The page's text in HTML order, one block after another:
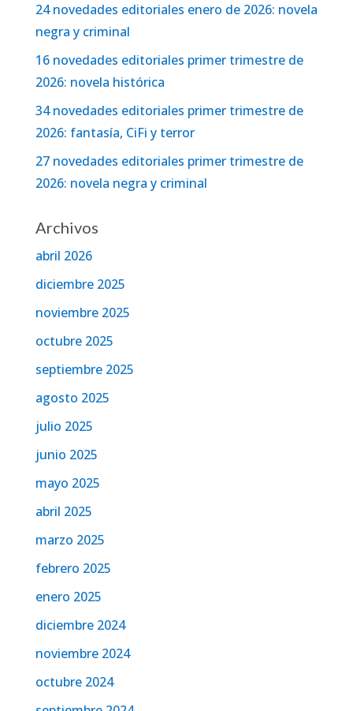
24 novedades editoriales enero de 2026: novela
negra y criminal
16 novedades editoriales primer trimestre de
2026: novela histórica
34 novedades editoriales primer trimestre de
2026: fantasía, CiFi y terror
27 novedades editoriales primer trimestre de
2026: novela negra y criminal
Archivos
abril 2026
diciembre 2025
noviembre 2025
octubre 2025
septiembre 2025
agosto 2025
julio 2025
junio 2025
mayo 2025
abril 2025
marzo 2025
febrero 2025
enero 2025
diciembre 2024
noviembre 2024
octubre 2024